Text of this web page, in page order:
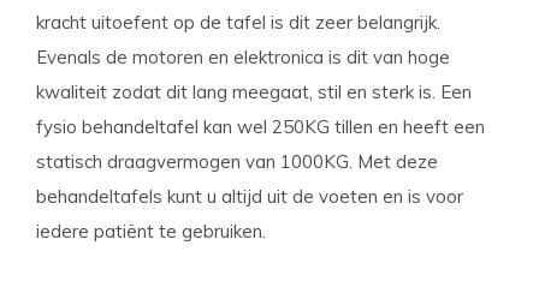
kracht uitoefent op de tafel is dit zeer belangrijk.
Evenals de motoren en elektronica is dit van hoge
kwaliteit zodat dit lang meegaat, stil en sterk is. Een
fysio behandeltafel kan wel 250KG tillen en heeft een
statisch draagvermogen van 1000KG. Met deze
behandeltafels kunt u altijd uit de voeten en is voor
iedere patiënt te gebruiken.